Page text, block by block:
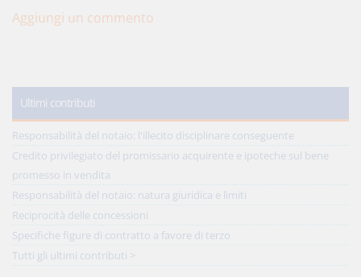
Aggiungi un commento
Ultimi contributi
Responsabilità del notaio: l'illecito disciplinare conseguente
Credito privilegiato del promissario acquirente e ipoteche sul bene
promesso in vendita
Responsabilità del notaio: natura giuridica e limiti
Reciprocità delle concessioni
Specifiche figure di contratto a favore di terzo
Tutti gli ultimi contributi >